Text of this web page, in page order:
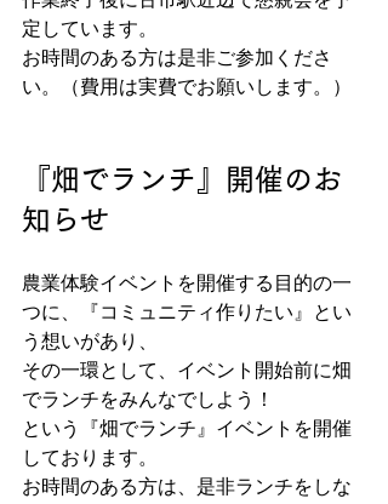
定しています。
お時間のある方は是非ご参加くださ
い。（費用は実費でお願いします。）
『畑でランチ』開催のお
知らせ
農業体験イベントを開催する目的の一
つに、『コミュニティ作りたい』とい
う想いがあり、
その一環として、イベント開始前に畑
でランチをみんなでしよう！
という『畑でランチ』イベントを開催
しております。
お時間のある方は、是非ランチをしな